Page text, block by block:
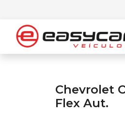
Chevrolet
Flex Aut.